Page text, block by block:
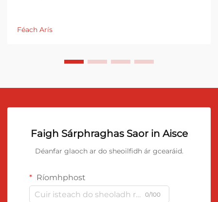
Féach Arís
Faigh Sárphraghas Saor in Aisce
Déanfar glaoch ar do sheoilfidh ár gcearáid.
Ríomhphost
0/100